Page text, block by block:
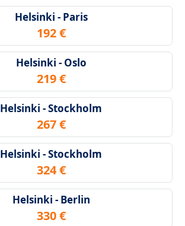
Helsinki - Paris
192 €
Helsinki - Oslo
219 €
Helsinki - Stockholm
267 €
Helsinki - Stockholm
324 €
Helsinki - Berlin
330 €